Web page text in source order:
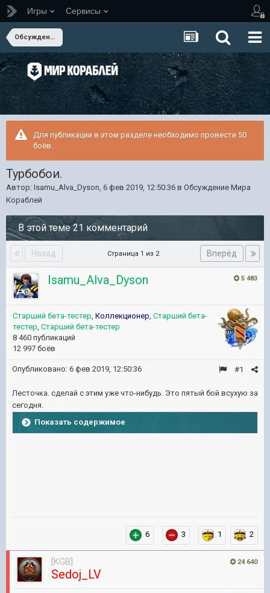
Игры Сервисы
Обсуждение Мира Кораблей
Для публикации в этом разделе необходимо провести 50
боёв.
Турбобои.
Автор: Isamu_Alva_Dyson, 6 фев 2019, 12:50:36 в Обсуждение Мира
Кораблей
В этой теме 21 комментарий
Назад Вперёд
Страница 1 из 2
5 483
Isamu_Alva_Dyson
Старший бета-тестер, Коллекционер, Старший бета-
тестер, Старший бета-тестер
8 460 публикаций
12 997 боёв
#1
Опубликовано: 6 фев 2019, 12:50:36
Лесточка. сделай с этим уже что-нибудь. Это пятый бой всухую за
сегодня.
Показать содержимое
6 3 1 2
24 640
[KGB]
Sedoj_LV